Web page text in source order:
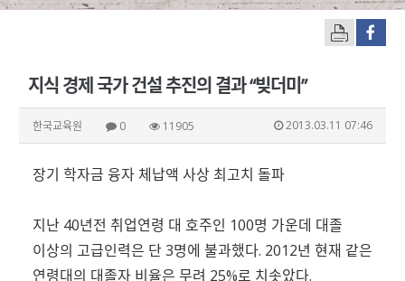
지식 경제 국가 건설 추진의 결과 “빚더미”
한국교육원 0 11905 2013.03.11 07:46
장기 학자금 융자 체납액 사상 최고치 돌파
지난 40년전 취업연령 대 호주인 100명 가운데 대졸
이상의 고급인력은 단 3명에 불과했다. 2012년 현재 같은
연령대의 대졸자 비율은 무려 25%로 치솟았다.